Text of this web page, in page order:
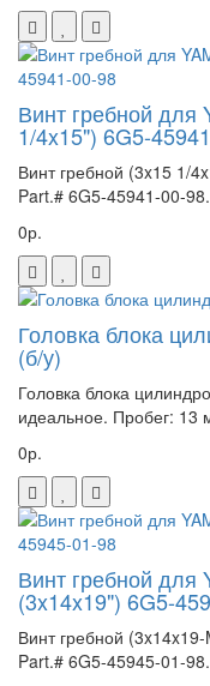
Винт гребной для
1/4x15") 6G5-
Винт гребной (3x15 1/
Part.# 6G5-45941-00-
0р.
Головка блока
(б/у)
Головка блока
идеальное. Пробег: 13
0р.
Винт гребной для
(3x14x19") 6G5-
Винт гребной
Part.# 6G5-45945-01-